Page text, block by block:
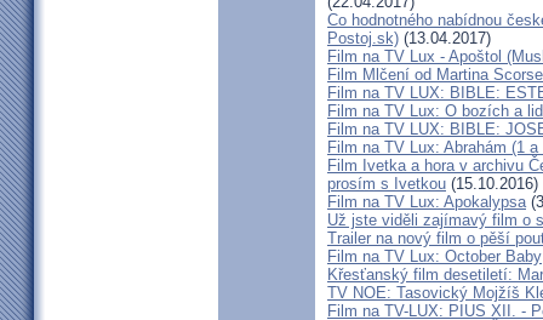
Co hodnotného nabídnou
Postoj.sk) (13.04.2017)
Film na TV Lux - Apoštol
Film Mlčení od Martina
Film na TV LUX: BIBLE:
Film na TV Lux: O bozích a
Film na TV LUX: BIBLE:
Film na TV Lux: Abrahám (1
Film Ivetka a hora v archivu
prosím s Ivetkou (15.10.2016)
Film na TV Lux: Apokalypsa
Už jste viděli zajímavý film o
Trailer na nový film o pěší
Film na TV Lux: October Baby
Křesťanský film desetiletí:
TV NOE: Tasovický Mojžíš
Film na TV-LUX: PIUS XII. -